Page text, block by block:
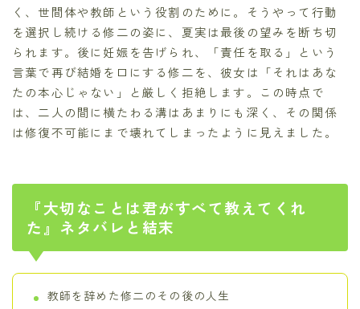
く、世間体や教師という役割のために。そうやって行動
を選択し続ける修二の姿に、夏実は最後の望みを断ち切
られます。後に妊娠を告げられ、「責任を取る」という
言葉で再び結婚を口にする修二を、彼女は「それはあな
たの本心じゃない」と厳しく拒絶します。この時点で
は、二人の間に横たわる溝はあまりにも深く、その関係
は修復不可能にまで壊れてしまったように見えました。
『大切なことは君がすべて教えてくれ
た』ネタバレと結末
教師を辞めた修二のその後の人生